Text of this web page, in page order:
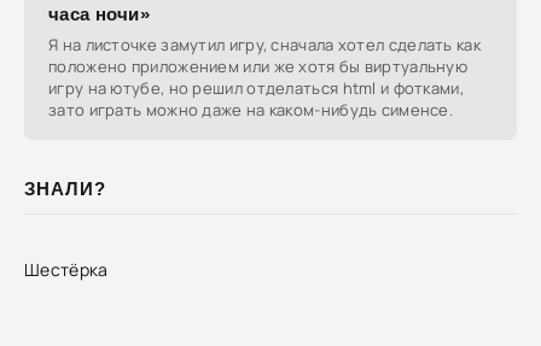
часа ночи»
Я на листочке замутил игру, сначала хотел сделать как
положено приложением или же хотя бы виртуальную
игру на ютубе, но решил отделаться html и фотками,
зато играть можно даже на каком-нибудь сименсе.
ЗНАЛИ?
Шестёрка